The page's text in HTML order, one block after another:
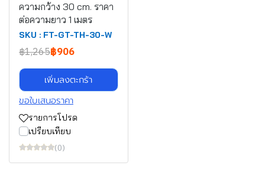
ความกว้าง 30 cm. ราคา
ต่อความยาว 1 เมตร
SKU : FT-GT-TH-30-W
฿1,265฿906
เพิ่มลงตะกร้า
ขอใบเสนอราคา
รายการโปรด
เปรียบเทียบ
(0)